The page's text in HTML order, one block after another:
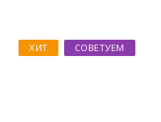
ХИТ СОВЕТУЕМ